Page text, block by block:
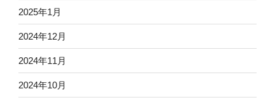
2025年1月
2024年12月
2024年11月
2024年10月